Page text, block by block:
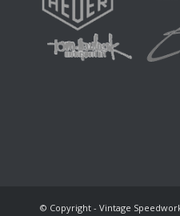
© Copyright - Vintage